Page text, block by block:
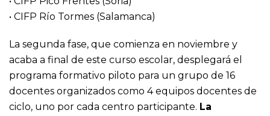
• CIFP Río Tormes (Salamanca)
La segunda fase, que comienza en noviembre y
acaba a final de este curso escolar, desplegará el
programa formativo piloto para un grupo de 16
docentes organizados como 4 equipos docentes de
ciclo, uno por cada centro participante. La